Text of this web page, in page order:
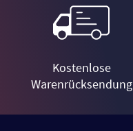
Kostenlose
Warenrücksendung